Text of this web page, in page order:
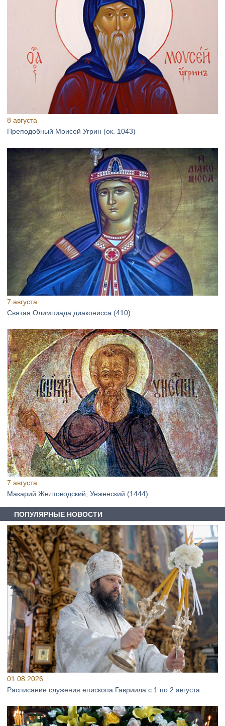
8 августа
Преподобный Моисей Угрин (ок. 1043)
7 августа
Святая Олимпиада диаконисса (410)
7 августа
Макарий Желтоводский, Унженский (1444)
ПОПУЛЯРНЫЕ НОВОСТИ
01.08.2026
Расписание служения епископа Гавриила с 1 по 2 августа